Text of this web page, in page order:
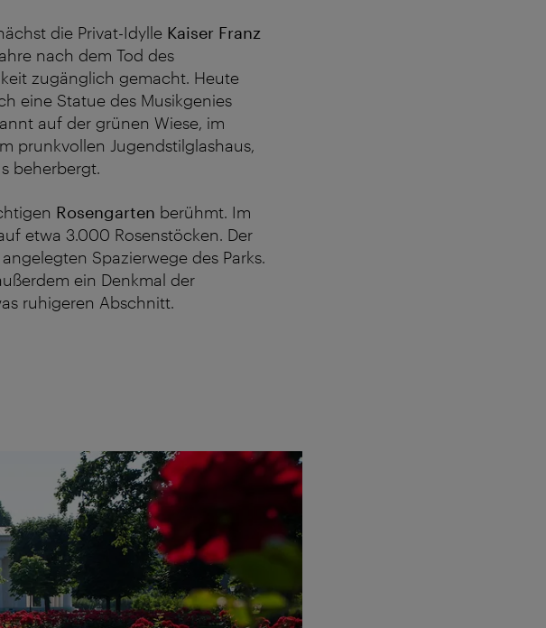
die Privat-Idylle Kaiser Franz
nach dem Tod des
zugänglich gemacht. Heute
eine Statue des Musikgenies
auf der grünen Wiese, im
prunkvollen Jugendstilglashaus,
beherbergt.
Rosengarten berühmt. Im
etwa 3.000 Rosenstöcken. Der
Spazierwege des Parks.
ein Denkmal der
ruhigeren Abschnitt.